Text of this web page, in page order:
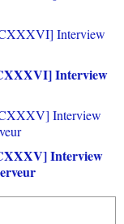
Interview
Interview